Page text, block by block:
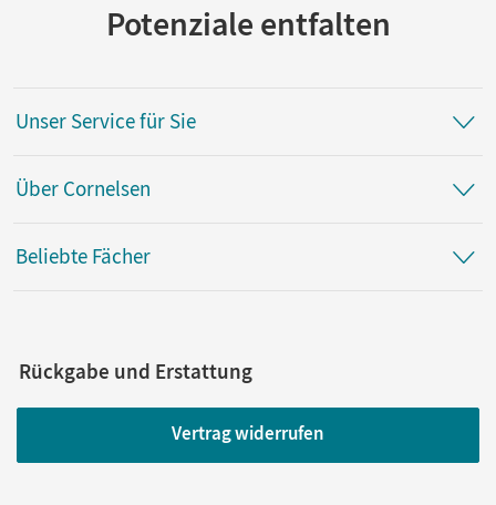
Potenziale entfalten
Unser Service für Sie
Über Cornelsen
Beliebte Fächer
Rückgabe und Erstattung
Vertrag widerrufen